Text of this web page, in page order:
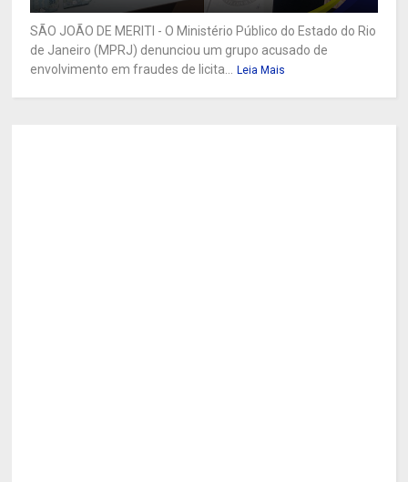
SÃO JOÃO DE MERITI - O Ministério Público do Estado do Rio
de Janeiro (MPRJ) denunciou um grupo acusado de
envolvimento em fraudes de licita... Leia Mais